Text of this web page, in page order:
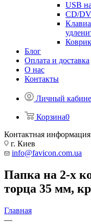
USB
CD/
Блог
Оплата и доставка
О нас
Контакты
Личный
Корзина0
Контактная информация
г. Киев
info@favicon.com.ua
Папка на 2-х
торца 35 мм,
Главная
—